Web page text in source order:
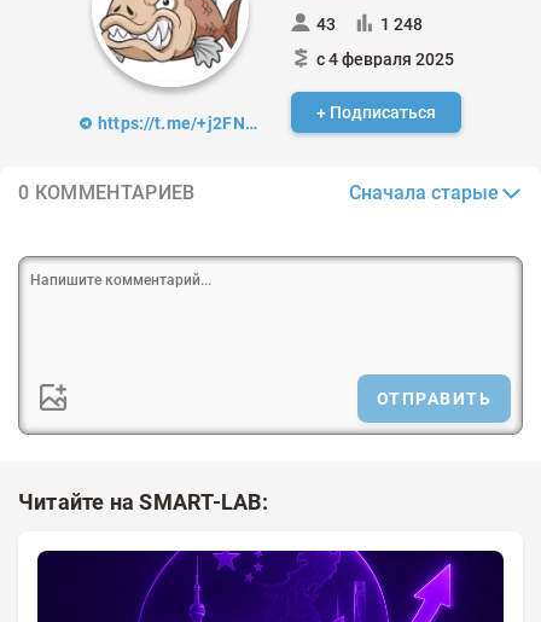
https://t.me/+j2FNLE4iEkowOWZi
43
1 248
с 4 февраля 2025
+ Подписаться
0 КОММЕНТАРИЕВ Сначала старые
ОТПРАВИТЬ
Читайте на SMART-LAB: